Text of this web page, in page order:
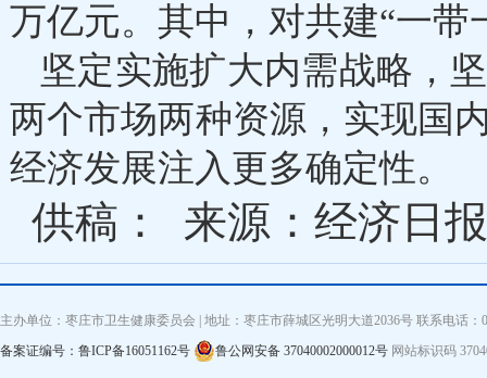
万亿元。其中，对共建“一
坚定实施扩大内需战略，
两个市场两种资源，实现国
经济发展注入更多确定性。
供稿： 来源：经济日报
主办单位：枣庄市卫生健康委员会 | 地址：枣庄市薛城区光明大道2036号 联系电话
备案证编号：鲁ICP备16051162号
鲁公网安备 37040002000012号 网站标识码